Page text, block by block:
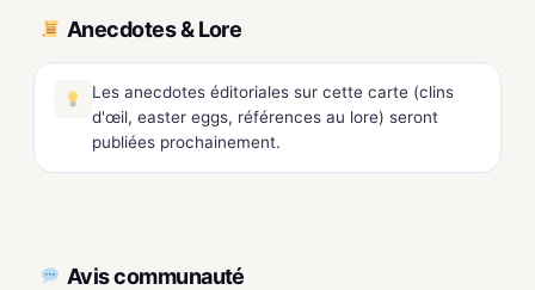
Anecdotes & Lore
Les anecdotes éditoriales sur cette carte (clins
d'œil, easter eggs, références au lore) seront
publiées prochainement.
Avis communauté